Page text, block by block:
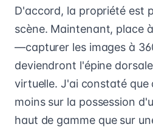
D'accord, la propriété est
scène. Maintenant, place
—capturer les images à
deviendront l'épine
virtuelle. J'ai constaté que
moins sur la possession
haut de gamme que sur